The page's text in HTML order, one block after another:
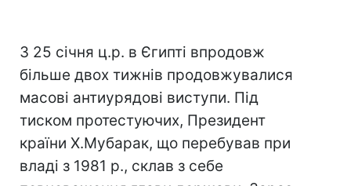
З 25 січня ц.р. в Єгипті впродовж
більше двох тижнів продовжувалися
масові антиурядові виступи. Під
тиском протестуючих, Президент
країни Х.Мубарак, що перебував при
владі з 1981 р., склав з себе